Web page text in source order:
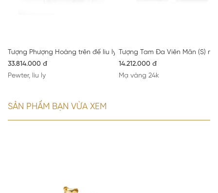
Tượng Phượng Hoàng trên đế liu ly
33.814.000 đ
Pewter, liu ly
Tượng Tam Đa Viên Mãn (S)
14.212.000 đ
Mạ vàng 24k
SẢN PHẨM BẠN VỪA XEM